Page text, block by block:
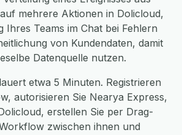
mehrere Aktionen in Dolicloud,
Ihres Teams im Chat bei Fehlern
von Kundendaten, damit
Datenquelle nutzen.
etwa 5 Minuten. Registrieren
autorisieren Sie Nearya Express,
erstellen Sie per Drag-
zwischen ihnen und